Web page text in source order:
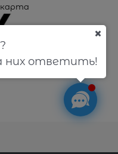
карта
них ответить!